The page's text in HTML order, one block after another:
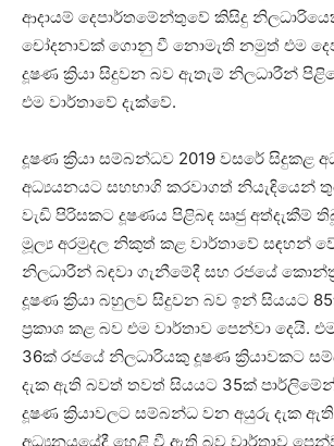
ආදායම් දෙපාර්තමේන්තුවේ කිසිදු
චෝදනාවක් ගොනු වී නොමැති නමුත් එම
දූෂණ ක්‍රියා සිදුවන බව ඇතැම් නිලධාරීන්
එම වාර්තාවේ දැක්වේ.
දූෂණ ක්‍රියා සම්බන්ධව 2019 වසරේ සිදුකළ
අධ්‍යයනයට සහභාගි කරවාගත් නියැඳියෙන්
වැඩි පිරිසකට දූෂණය පිළිබඳ ඍජු අත්දැකීම්
මූල්‍ය අරමුදල නිකුත් කළ වාර්තාවේ සඳහන්
නිලධාරීන් බඳවා ගැනීමේදී සහ රජයේ
දූෂණ ක්‍රියා බහුලව සිදුවන බව ඉන් සියයට
ප්‍රකාශ කළ බව එම වාර්තාව පෙන්වා දෙයි.
36ක් රජයේ නිලධාරියකු දූෂණ ක්‍රියාවකට
දැක ඇති බවත් තවත් සියයට 35ක්
දූෂණ ක්‍රියාවලට සම්බන්ධ වන අයුරු දැක
අධ්‍යනයයේදී හෙළි වී ඇති බව වාර්තාව